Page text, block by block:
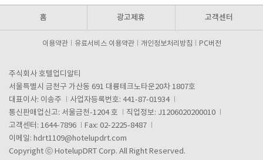
홈 광고제휴 고객센터
이용약관 유료서비스 이용약관 개인정보처리방침 PC버전
주식회사 호텔업디알티
서울특별시 금천구 가산동 691 대륭테크노타운20차 1807호
대표이사: 이송주
사업자등록번호: 441-87-01934
통신판매업신고: 서울금천-1204 호
직업정보: J1206020200010
고객센터: 1644-7896
Fax: 02-2225-8487
이메일: hdrt1109@hotelupdrt.com
Copyright ⓒ HotelupDRT Corp. All Right Reserved.